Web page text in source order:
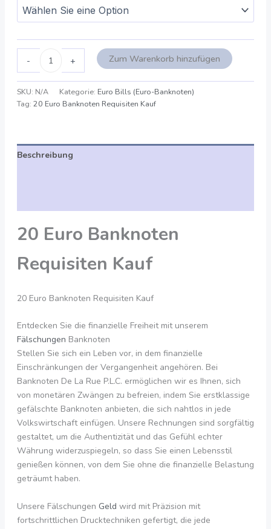
- + Zum Warenkorb hinzufügen
SKU: N/A Kategorie: Euro Bills (Euro-Banknoten)
Tag: 20 Euro Banknoten Requisiten Kauf
Beschreibung
20 Euro Banknoten
Requisiten Kauf
20 Euro Banknoten Requisiten Kauf
Entdecken Sie die finanzielle Freiheit mit unserem
Fälschungen Banknoten
Stellen Sie sich ein Leben vor, in dem finanzielle
Einschränkungen der Vergangenheit angehören. Bei
Banknoten De La Rue P.L.C. ermöglichen wir es Ihnen, sich
von monetären Zwängen zu befreien, indem Sie erstklassige
gefälschte Banknoten anbieten, die sich nahtlos in jede
Volkswirtschaft einfügen. Unsere Rechnungen sind sorgfältig
gestaltet, um die Authentizität und das Gefühl echter
Währung widerzuspiegeln, so dass Sie einen Lebensstil
genießen können, von dem Sie ohne die finanzielle Belastung
geträumt haben.
Unsere Fälschungen Geld wird mit Präzision mit
fortschrittlichen Drucktechniken gefertigt, die jede